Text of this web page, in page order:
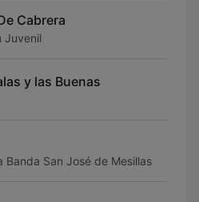
Cabrera
Juvenil
y las Buenas
Banda San José de Mesillas